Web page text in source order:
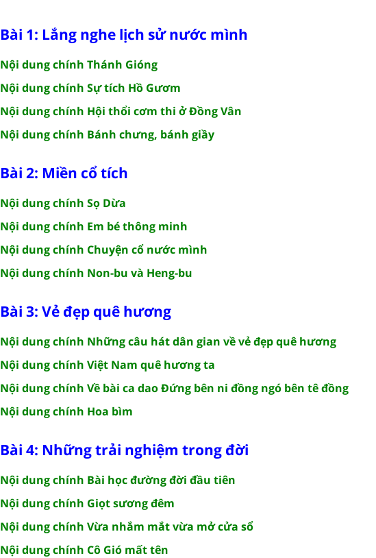
Bài 1: Lắng nghe lịch sử nước mình
Nội dung chính Thánh Gióng
Nội dung chính Sự tích Hồ Gươm
Nội dung chính Hội thổi cơm thi ở Đồng Vân
Nội dung chính Bánh chưng, bánh giầy
Bài 2: Miền cổ tích
Nội dung chính Sọ Dừa
Nội dung chính Em bé thông minh
Nội dung chính Chuyện cổ nước mình
Nội dung chính Non-bu và Heng-bu
Bài 3: Vẻ đẹp quê hương
Nội dung chính Những câu hát dân gian về vẻ đẹp quê hương
Nội dung chính Việt Nam quê hương ta
Nội dung chính Về bài ca dao Đứng bên ni đồng ngó bên tê đồng
Nội dung chính Hoa bìm
Bài 4: Những trải nghiệm trong đời
Nội dung chính Bài học đường đời đầu tiên
Nội dung chính Giọt sương đêm
Nội dung chính Vừa nhắm mắt vừa mở cửa sổ
Nội dung chính Cô Gió mất tên